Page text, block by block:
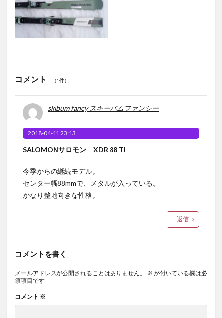
コメント （1件）
skibum fancy スキーバムファンシー
2018-04-11 23:13
SALOMONサロモン XDR 88 TI
今季からの継続モデル。
センター幅88mmで、メタルが入っている。
かなり整地向きな性格。
返信
コメントを書く
メールアドレスが公開されることはありません。 ※ が付いている欄は必
須項目です
コメント ※